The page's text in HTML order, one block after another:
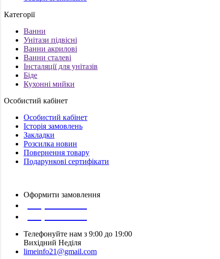
Категорії
Ванни
Унітази підвісні
Ванни акрилові
Ванни сталеві
Інсталяції для унітазів
Біде
Кухонні мийки
Особистий кабінет
Особистий кабінет
Історія замовлень
Закладки
Розсилка новин
Повернення товару
Подарункові сертифікати
Оформити замовлення
Телефонуйте нам з 9:00 до 19:00
Вихідний Неділя
limeinfo21@gmail.com